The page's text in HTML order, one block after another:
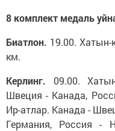
8 комплект медаль
Биатлон. 19.00. Хатын-
км.
Керлинг. 09.00.
Швеция - Канада,
Ир-атлар. Канада -
Германия, Россия -